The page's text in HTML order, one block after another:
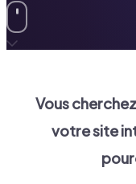
Vous
votre site